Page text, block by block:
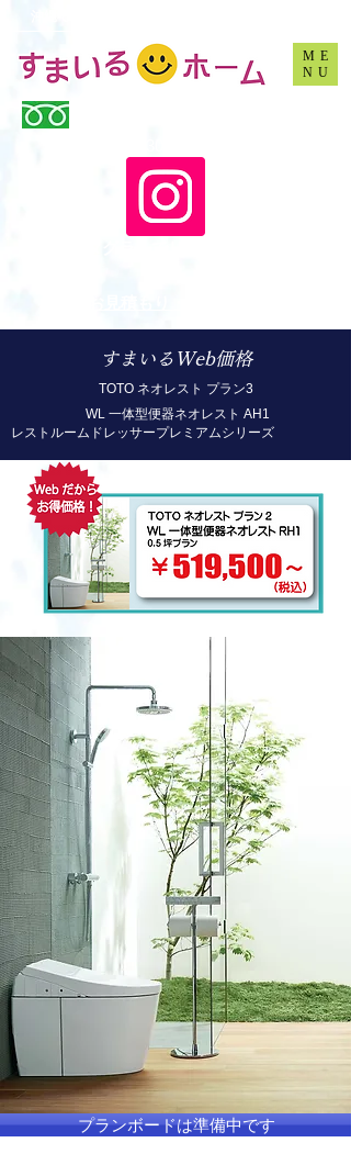
ME
NU
すまいるWeb価格
TOTO ネオレスト プラン3
WL 一体型便器ネオレスト AH1
​レストルームドレッサープレミアムシリーズ
プランボードは準備中です